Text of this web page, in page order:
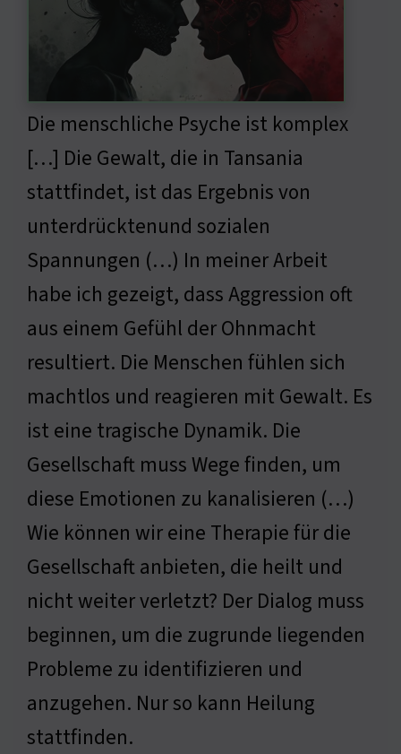
Die menschliche Psyche ist komplex
[…] Die Gewalt, die in Tansania
stattfindet, ist das Ergebnis von
unterdrücktenund sozialen
Spannungen (…) In meiner Arbeit
habe ich gezeigt, dass Aggression oft
aus einem Gefühl der Ohnmacht
resultiert. Die Menschen fühlen sich
machtlos und reagieren mit Gewalt. Es
ist eine tragische Dynamik. Die
Gesellschaft muss Wege finden, um
diese Emotionen zu kanalisieren (…)
Wie können wir eine Therapie für die
Gesellschaft anbieten, die heilt und
nicht weiter verletzt? Der Dialog muss
beginnen, um die zugrunde liegenden
Probleme zu identifizieren und
anzugehen. Nur so kann Heilung
stattfinden.